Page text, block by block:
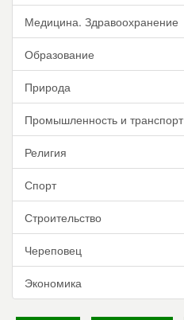
Медицина. Здравоохранение
Образование
Природа
Промышленность и транспорт
Религия
Спорт
Строительство
Череповец
Экономика